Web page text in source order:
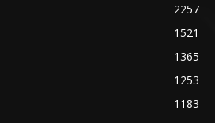
2257
1521
1365
1253
1183